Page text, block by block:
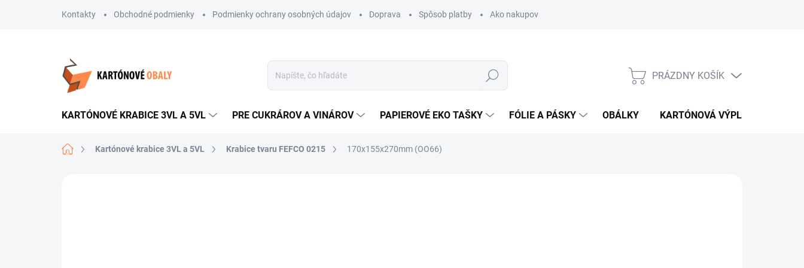
Kontakty Obchodné podmienky Podmienky ochrany osobných údajov Doprava Spôsob platby Ako nakupovať
Hľadať
NÁKUPNÝ
PRÁZDNY KOŠÍK
KARTÓNOVÉ KRABICE 3VL A 5VL PRE CUKRÁROV A VINÁROV PAPIEROVÉ EKO TAŠKY FÓLIE A PÁSKY OBÁLKY KARTÓNOVÁ VÝPLŇ
DomovKartónové krabice 3VL a 5VL Krabice tvaru FEFCO 0215 170x155x270mm (OO66)